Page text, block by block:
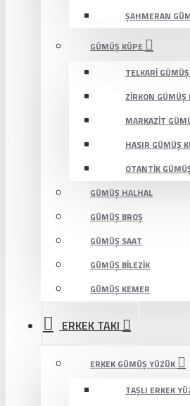
ŞAHMERAN
GÜMÜŞ KÜPE
TELKARI
ZIRKON GÜMÜŞ
MARKAZIT
HASIR GÜMÜŞ
OTANTIK
GÜMÜŞ HALHAL
GÜMÜŞ BROŞ
GÜMÜŞ SAAT
GÜMÜŞ BILEZIK
GÜMÜŞ KEMER
ERKEK TAKI
ERKEK GÜMÜŞ YÜZÜK
TAŞLI ERKEK